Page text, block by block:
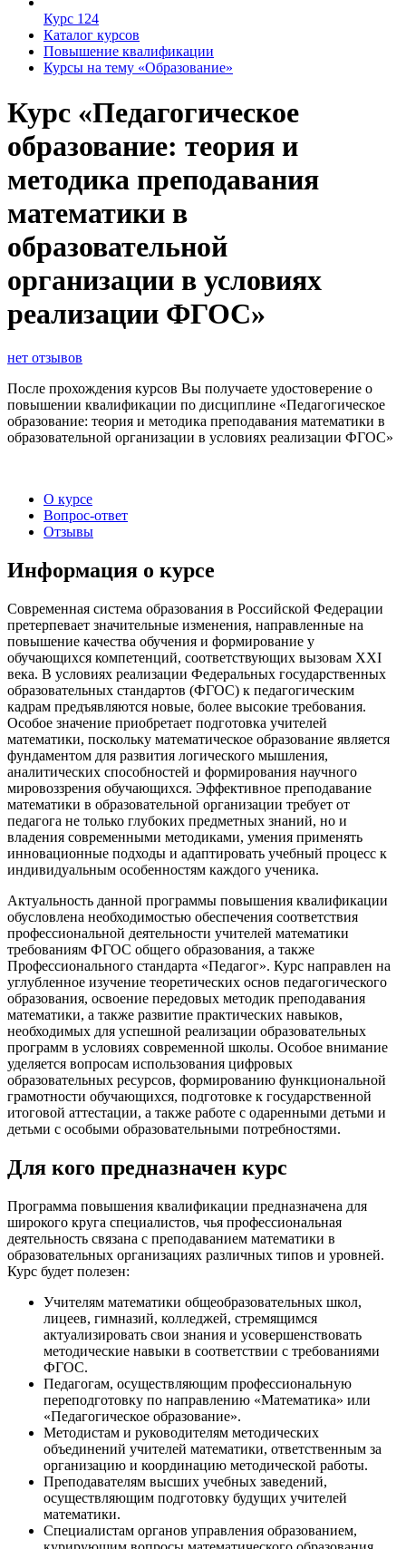
Курс 124
Каталог курсов
Повышение квалификации
Курсы на тему «Образование»
Курс «Педагогическое
образование: теория и
методика преподавания
математики в
образовательной
организации в условиях
реализации ФГОС»
нет отзывов
После прохождения курсов Вы получаете удостоверение о
повышении квалификации по дисциплине «Педагогическое
образование: теория и методика преподавания математики в
образовательной организации в условиях реализации ФГОС»
О курсе
Вопрос-ответ
Отзывы
Информация о курсе
Современная система образования в Российской Федерации
претерпевает значительные изменения, направленные на
повышение качества обучения и формирование у
обучающихся компетенций, соответствующих вызовам XXI
века. В условиях реализации Федеральных государственных
образовательных стандартов (ФГОС) к педагогическим
кадрам предъявляются новые, более высокие требования.
Особое значение приобретает подготовка учителей
математики, поскольку математическое образование является
фундаментом для развития логического мышления,
аналитических способностей и формирования научного
мировоззрения обучающихся. Эффективное преподавание
математики в образовательной организации требует от
педагога не только глубоких предметных знаний, но и
владения современными методиками, умения применять
инновационные подходы и адаптировать учебный процесс к
индивидуальным особенностям каждого ученика.
Актуальность данной программы повышения квалификации
обусловлена необходимостью обеспечения соответствия
профессиональной деятельности учителей математики
требованиям ФГОС общего образования, а также
Профессионального стандарта «Педагог». Курс направлен на
углубленное изучение теоретических основ педагогического
образования, освоение передовых методик преподавания
математики, а также развитие практических навыков,
необходимых для успешной реализации образовательных
программ в условиях современной школы. Особое внимание
уделяется вопросам использования цифровых
образовательных ресурсов, формированию функциональной
грамотности обучающихся, подготовке к государственной
итоговой аттестации, а также работе с одаренными детьми и
детьми с особыми образовательными потребностями.
Для кого предназначен курс
Программа повышения квалификации предназначена для
широкого круга специалистов, чья профессиональная
деятельность связана с преподаванием математики в
образовательных организациях различных типов и уровней.
Курс будет полезен:
Учителям математики общеобразовательных школ,
лицеев, гимназий, колледжей, стремящимся
актуализировать свои знания и усовершенствовать
методические навыки в соответствии с требованиями
ФГОС.
Педагогам, осуществляющим профессиональную
переподготовку по направлению «Математика» или
«Педагогическое образование».
Методистам и руководителям методических
объединений учителей математики, ответственным за
организацию и координацию методической работы.
Преподавателям высших учебных заведений,
осуществляющим подготовку будущих учителей
математики.
Специалистам органов управления образованием,